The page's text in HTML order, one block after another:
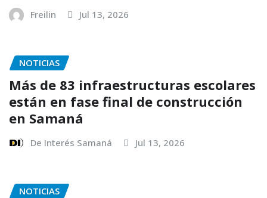
Freilin Jul 13, 2026
NOTICIAS
Más de 83 infraestructuras escolares
están en fase final de construcción
en Samaná
De Interés Samaná Jul 13, 2026
NOTICIAS